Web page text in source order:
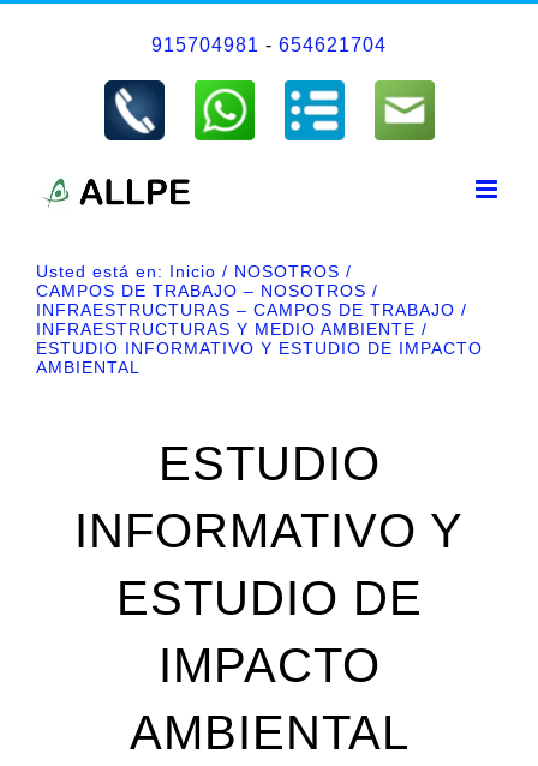
915704981 - 654621704
Usted está en: Inicio
NOSOTROS
CAMPOS DE TRABAJO – NOSOTROS
INFRAESTRUCTURAS – CAMPOS DE TRABAJO
INFRAESTRUCTURAS Y MEDIO AMBIENTE
ESTUDIO INFORMATIVO Y ESTUDIO DE IMPACTO
AMBIENTAL
ESTUDIO
INFORMATIVO Y
ESTUDIO DE
IMPACTO
AMBIENTAL